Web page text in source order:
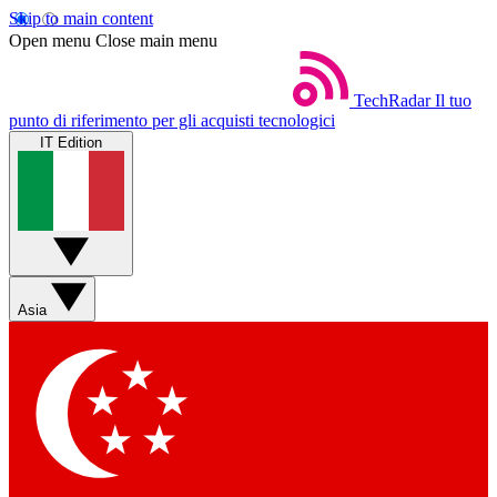
Skip to main content
Open menu Close main menu
TechRadar Il tuo
punto di riferimento per gli acquisti tecnologici
IT Edition
Asia